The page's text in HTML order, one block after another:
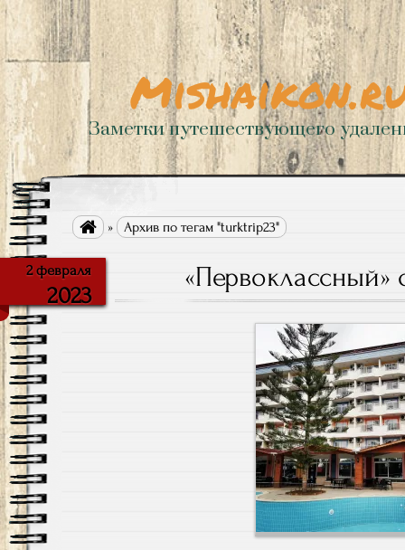
Заметки путешествующего
 » Архив по тегам "turktrip23"
2 февраля
2023
«Первоклассный»